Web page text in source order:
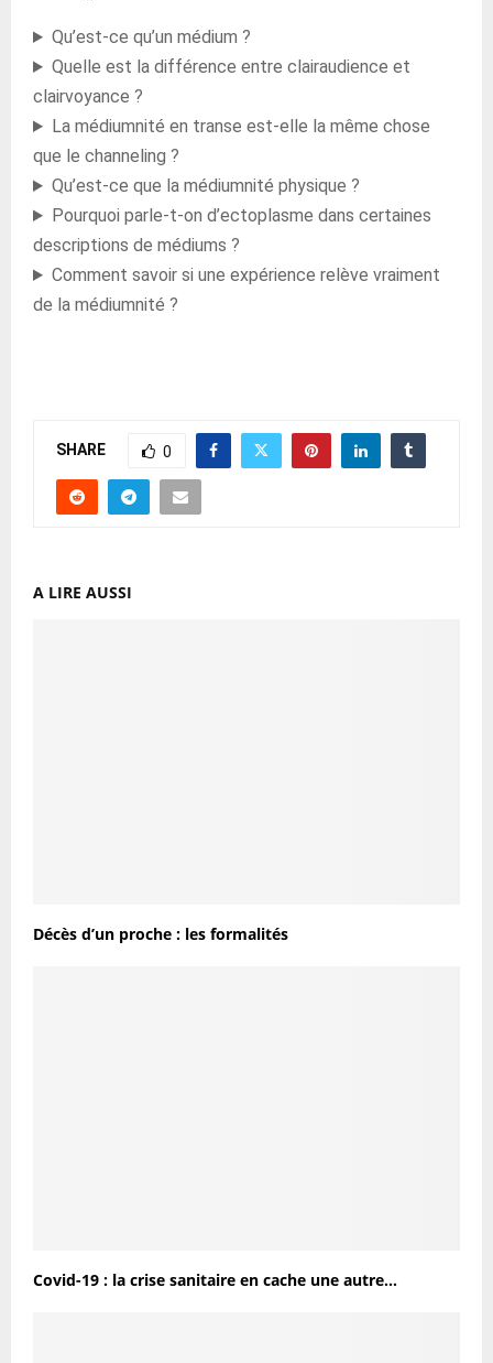
Qu’est-ce qu’un médium ?
Quelle est la différence entre clairaudience et
clairvoyance ?
La médiumnité en transe est-elle la même chose
que le channeling ?
Qu’est-ce que la médiumnité physique ?
Pourquoi parle-t-on d’ectoplasme dans certaines
descriptions de médiums ?
Comment savoir si une expérience relève vraiment
de la médiumnité ?
SHARE 0
A LIRE AUSSI
Décès d’un proche : les formalités
Covid-19 : la crise sanitaire en cache une autre…